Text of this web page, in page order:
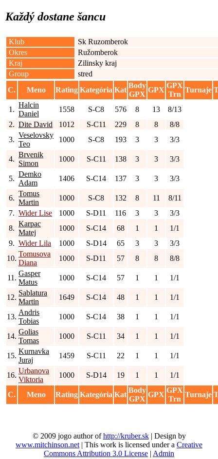
Každý dostane šancu
Klub
Sk Ruzomberok
Okres
Ružomberok
Kraj
Zilinsky kraj
Group
stred
C.
Meno Rating Kategória Kat
Body
GPX
GPX
GPX
Trn
Turnaje
1.
Halcin
Daniel
1558 S-C8 576 8 13
8/13
2. Dite David 1012 S-C11 229 8 8
8/8
3.
Veselovsky
Teo
1000 S-C8 193 3 3 3/3
4.
Brvenik
Simon
1000 S-C11 138 3 3 3/3
5.
Demko
Adam
1406 S-C14 137 3 3 3/3
6.
Tomus
Martin
1000 S-C8 132 8 11
8/11
7. Wider Lise 1000 S-D11 116 3 3
3/3
8.
Karpac
Matej
1000 S-C14 68 1 1
1/1
9. Wider Lila 1000 S-D14 65 3 3
3/3
10.
Tomusova
Diana
1000 S-D11 57 8 8 8/8
11.
Gasper
Matus
1000 S-C14 57 1 1 1/1
12.
Sablatura
Martin
1649 S-C14 48 1 1 1/1
13.
Andris
Tobias
1000 S-C14 38 1 1 1/1
14.
Golias
Tomas
1000 S-C11 34 1 1 1/1
15.
Kurnavka
Juraj
1459 S-C11 22 1 1 1/1
16.
Urbanova
Viktoria
1000 S-D14 19 1 1 1/1
C. Meno Rating Kategória Kat
Body
GPX
GPX
GPX
Trn
Turnaje
© 2009 jogo author ofhttp://kruber.sk| Design by
www.mitchinson.net | This work is licensed under a Creative
Commons Attribution 3.0 License | Admin